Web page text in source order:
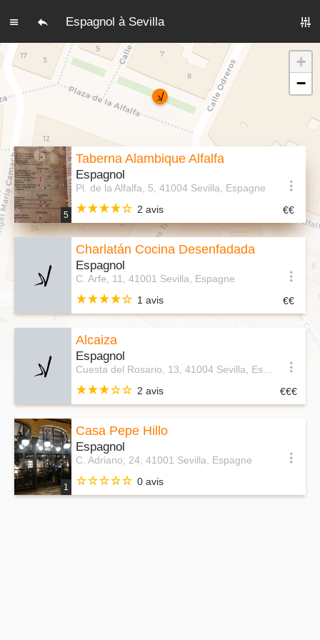
Espagnol à Sevilla
5
Taberna Alambique Alfalfa
Espagnol
Pl. de la Alfalfa, 5, 41004 Sevilla, Espagne
2 avis
Charlatán Cocina Desenfadada
Espagnol
C. Arfe, 11, 41001 Sevilla, Espagne
1 avis
Alcaiza
Espagnol
2 avis
1
Casa Pepe Hillo
Espagnol
C. Adriano, 24, 41001 Sevilla, Espagne
0 avis
+
−